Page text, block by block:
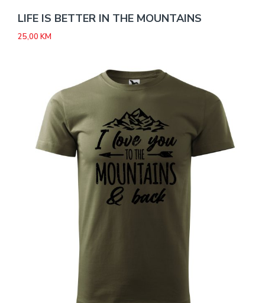
LIFE IS BETTER IN THE MOUNTAINS
25,00 KM